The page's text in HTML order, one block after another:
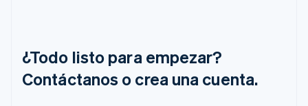
¿Todo listo para empezar?
Contáctanos o crea una cuenta.
Hungría
English
India